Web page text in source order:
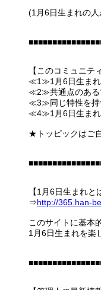
(1月6日生まれの
【このコミュニテ
≪1≫1月6日生まれ
≪2≫共通点のある
≪3≫同じ特性を持
≪4≫1月6日生まれ
★トッピックはご
【1月6日生まれと
⇒http://365.han-
このサイトに基本
1月6日生まれを楽